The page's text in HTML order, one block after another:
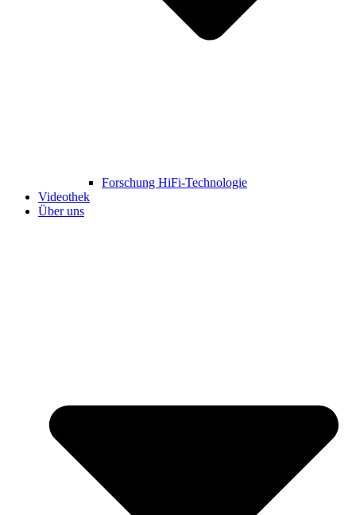
Forschung HiFi-Technologie
Videothek
Über uns